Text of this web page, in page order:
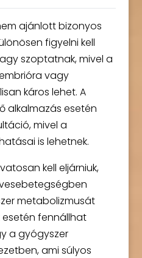
ajánlott bizonyos
figyelni kell
szoptatnak, mivel a
vagy
káros lehet. A
alkalmazás esetén
mivel a
is lehetnek.
kell eljárniuk,
metabolizmusát
fennállhat
a gyógyszer
ami súlyos